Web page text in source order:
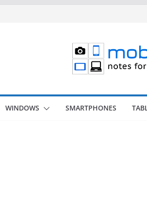
WINDOWS SMARTPHONES